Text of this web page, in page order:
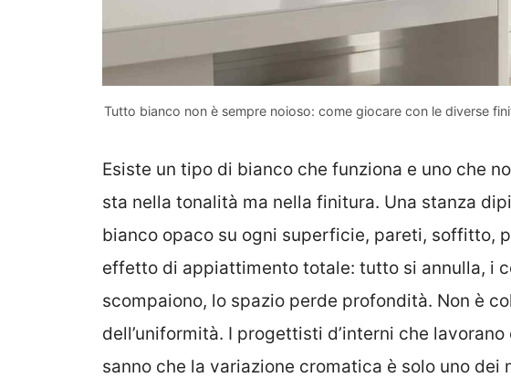
Tutto bianco non è sempre noioso: come giocare con le diverse
Esiste un tipo di bianco che funziona e uno che
sta nella tonalità ma nella finitura. Una stanza
bianco opaco su ogni superficie, pareti, soffitto,
effetto di appiattimento totale: tutto si annulla, i
scompaiono, lo spazio perde profondità. Non è
dell’uniformità. I progettisti d’interni che
sanno che la variazione cromatica è solo uno